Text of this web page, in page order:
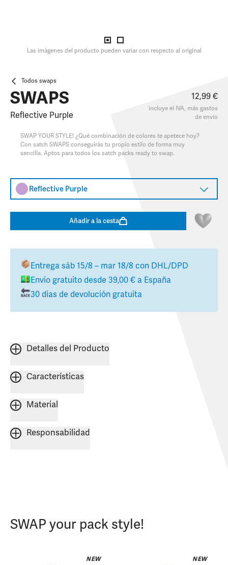
Las imágenes del producto pueden variar con respecto al original
Todos swaps
SWAPS
Reflective Purple
12,99 €
incluye el IVA, más gastos
de envío
SWAP YOUR STYLE! ¿Qué combinación de colores te apetece hoy?
Con satch SWAPS conseguirás tu propio estilo de forma muy
sencilla. Aptos para todos los satch packs ready to swap.
Reflective Purple
Añadir a la cesta
Entrega sáb 15/8 – mar 18/8 con DHL/DPD
Envío gratuito desde 39,00 € a España
30 días de devolución gratuita
Detalles del Producto
Características
Material
Responsabilidad
SWAP your pack style!
NEW NEW